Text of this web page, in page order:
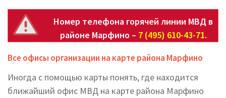
Номер телефона горячей линии МВД в
районе Марфино – 7 (495) 610-43-71.
Все офисы организации на карте района Марфино
Иногда с помощью карты понять, где находится
ближайший офис МВД на карте района Марфино